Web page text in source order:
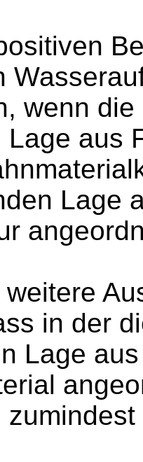
wenn
Lage aus
Lage
weitere
in der
Lage